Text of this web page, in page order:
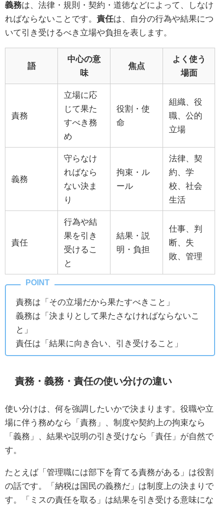
義務は、法律・規則・契約・道徳などによって、しなけ
ればならないことです。 責任は、自分の行為や結果につ
いて引き受けるべき立場や負担を表します。
語
中心の意
味
焦点
よく使う
場面
責務
立場に応
じて果た
すべき務
め
役割・使
命
組織、役
職、公的
立場
義務
守らなけ
ればなら
ない決ま
り
拘束・ル
ール
法律、契
約、学
校、社会
生活
責任
行為や結
果を引き
受けるこ
と
結果・説
明・負担
仕事、判
断、失
敗、管理
責務は「その立場だから果たすべきこと」
義務は「決まりとして果たさなければならないこ
と」
責任は「結果に向き合い、引き受けること」
責務・義務・責任の使い分けの違い
使い分けは、何を強調したいかで決まります。役職や立
場に伴う務めなら「責務」、制度や契約上の拘束なら
「義務」、結果や説明の引き受けなら「責任」が自然で
す。
たとえば「管理職には部下を育てる責務がある」は役割
の話です。「納税は国民の義務だ」は制度上の決まりで
す。「ミスの責任を取る」は結果を引き受ける意味にな